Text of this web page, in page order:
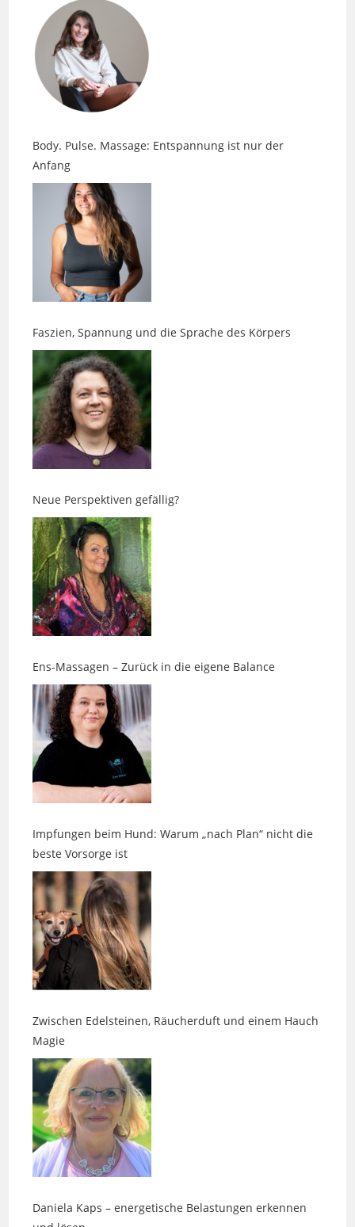
Body. Pulse. Massage: Entspannung ist nur der
Faszien, Spannung und die Sprache des Körpers
Neue Perspektiven gefällig?
Ens-Massagen – Zurück in die eigene Balance
Impfungen beim Hund: Warum „nach Plan“ nicht die
Zwischen Edelsteinen, Räucherduft und einem Hauch
Daniela Kaps – energetische Belastungen erkennen